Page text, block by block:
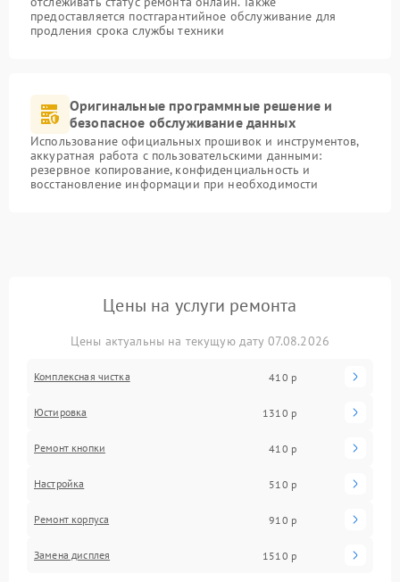
предоставляется постгарантийное обслуживание для
продления срока службы техники
Оригинальные программные решение и
безопасное обслуживание данных
Использование официальных прошивок и инструментов,
аккуратная работа с пользовательскими данными:
резервное копирование, конфиденциальность и
восстановление информации при необходимости
Цены на услуги ремонта
Цены актуальны на текущую дату 07.08.2026
Комплексная чистка 410 р
Юстировка 1310 р
Ремонт кнопки 410 р
Настройка 510 р
Ремонт корпуса 910 р
Замена дисплея 1510 р